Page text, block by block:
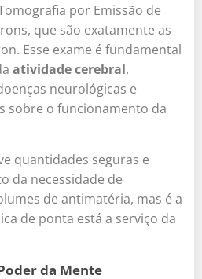
por Emissão de
que são exatamente as
Esse exame é fundamental
atividade cerebral,
neurológicas e
sobre o funcionamento da
quantidades seguras e
da necessidade de
de antimatéria, mas é a
de ponta está a serviço da
da Mente